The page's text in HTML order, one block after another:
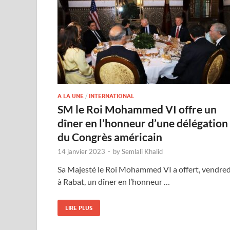
A LA UNE / INTERNATIONAL
SM le Roi Mohammed VI offre un
dîner en l’honneur d’une délégation
du Congrès américain
14 janvier 2023 - bySemlali Khalid
Sa Majesté le Roi Mohammed VI a offert,
à Rabat, un dîner en l’honneur …
LIRE PLUS